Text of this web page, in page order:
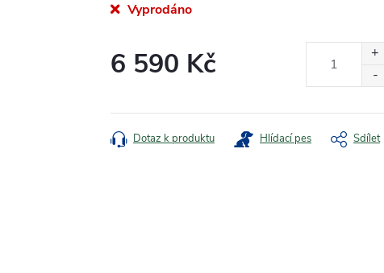
Vyprodáno
6 590 Kč
Dotaz k produktu Hlídací pes Sdílet